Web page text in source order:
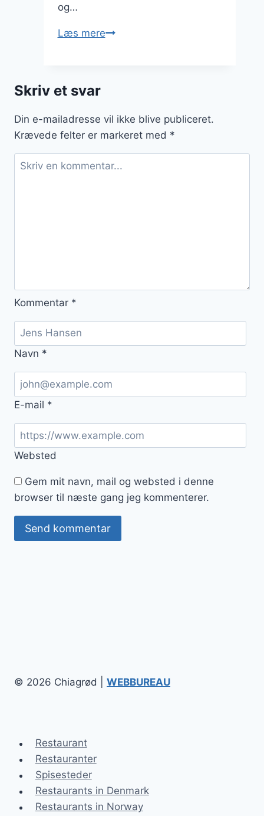
og…
Læs mereChiagrød
Skriv et svar
Din e-mailadresse vil ikke blive publiceret.
Krævede felter er markeret med *
Kommentar *
Navn *
E-mail *
Websted
Gem mit navn, mail og websted i denne
browser til næste gang jeg kommenterer.
© 2026 Chiagrød | WEBBUREAU
Restaurant
Restauranter
Spisesteder
Restaurants in Denmark
Restaurants in Norway